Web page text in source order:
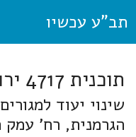
תב"ע עכשיו
תוכנית 4717 ירושלים
הגרמנית, רח' עמק